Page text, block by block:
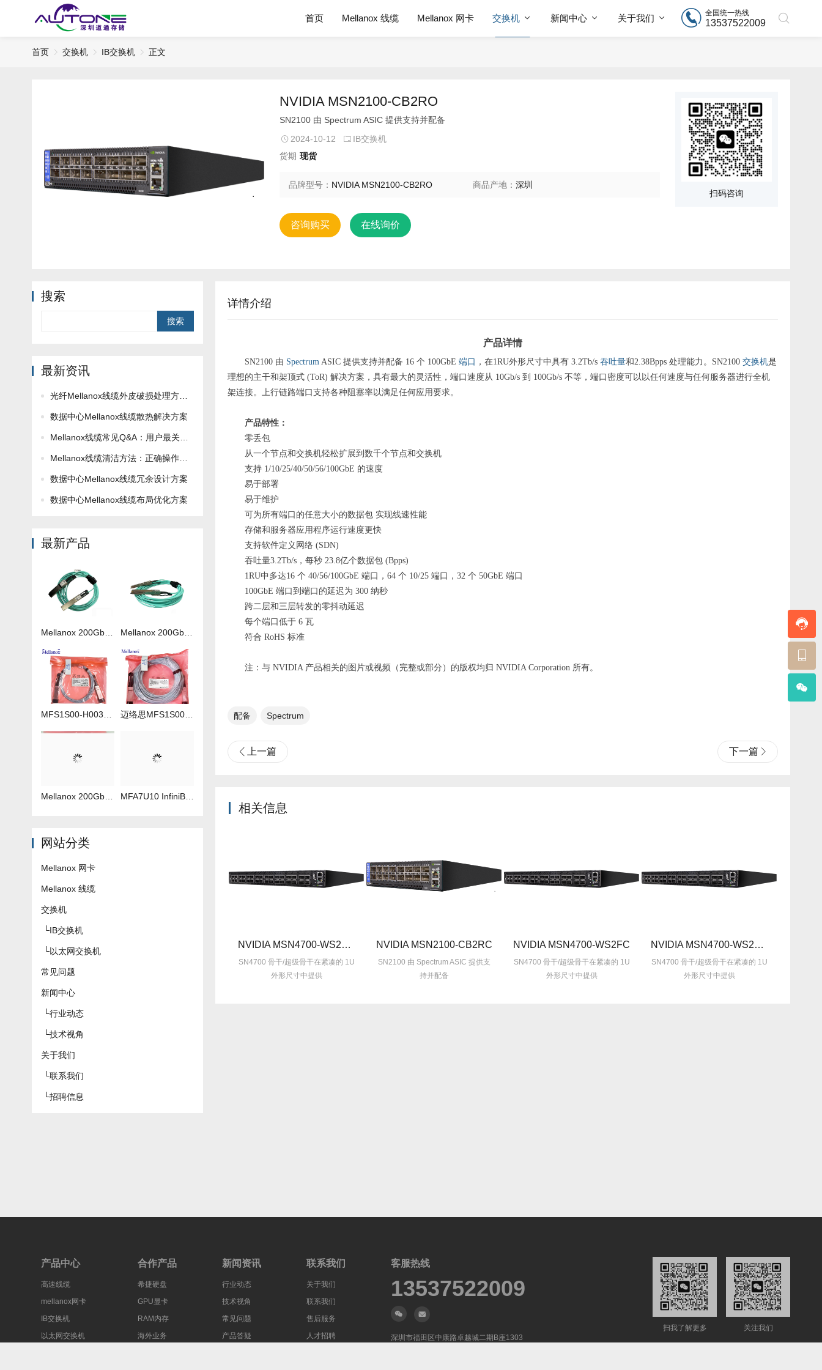
首页 Mellanox 线缆 Mellanox 网卡 交换机 新闻中心 关于我们
全国统一热线
13537522009
首页 交换机 IB交换机 正文
NVIDIA MSN2100-CB2RO
SN2100 由 Spectrum ASIC 提供支持并配备
2024-10-12
IB交换机
货期 现货
品牌型号： NVIDIA MSN2100-CB2RO 商品产地： 深圳
咨询购买 在线询价
扫码咨询
详情介绍
产品详情
SN2100 由 Spectrum ASIC 提供支持并配备 16 个 100GbE 端口 ，在1RU外形尺寸中具有 3.2Tb/s 吞吐量和2.38Bpps 处理能力。SN2100 交换机是
理想的主干和架顶式 (ToR) 解决方案，具有最大的灵活性，端口速度从 10Gb/s 到 100Gb/s 不等，端口密度可以以任何速度与任何服务器进行全机
架连接。上行链路端口支持各种阻塞率以满足任何应用要求。
产品特性：
零丢包
从一个节点和交换机轻松扩展到数千个节点和交换机
支持 1/10/25/40/50/56/100GbE 的速度
易于部署
易于维护
可为所有端口的任意大小的数据包 实现线速性能
存储和服务器应用程序运行速度更快
支持软件定义网络 (SDN)
吞吐量3.2Tb/s，每秒 23.8亿个数据包 (Bpps)
1RU中多达16 个 40/56/100GbE 端口，64 个 10/25 端口，32 个 50GbE 端口
100GbE 端口到端口的延迟为 300 纳秒
跨二层和三层转发的零抖动延迟
每个端口低于 6 瓦
符合 RoHS 标准
注：与 NVIDIA 产品相关的图片或视频（完整或部分）的版权均归 NVIDIA Corporation 所有。
配备 Spectrum
上一篇 下一篇
相关信息
CB2RC NVIDIA MSN4700-WS2RC
SN4700 骨干/超级骨干在紧凑的 1U
外形尺寸中提供
NVIDIA MSN2100-CB2RC
SN2100 由 Spectrum ASIC 提供支
持并配备
NVIDIA MSN4700-WS2FC
SN4700 骨干/超级骨干在紧凑的 1U
外形尺寸中提供
NVIDIA MSN4700-WS2RC
SN4700 骨干/超级骨干在紧凑的 1U
外形尺寸中提供
搜索
最新资讯
数据中心Mellanox线缆散热解决方案
数据中心Mellanox线缆冗余设计方案
数据中心Mellanox线缆布局优化方案
最新产品
网站分类
Mellanox 网卡
Mellanox 线缆
交换机
└IB交换机
└以太网交换机
常见问题
新闻中心
└行业动态
└技术视角
关于我们
└联系我们
└招聘信息
产品中心
高速线缆
mellanox网卡
IB交换机
以太网交换机
合作产品
希捷硬盘
GPU显卡
RAM内存
海外业务
新闻资讯
行业动态
技术视角
常见问题
产品答疑
联系我们
关于我们
联系我们
售后服务
人才招聘
客服热线
13537522009
深圳市福田区中康路卓越城二期B座1303
扫我了解更多 关注我们